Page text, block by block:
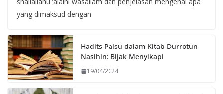
yang dimaksud dengan
Hadits Palsu dalam Kitab Durrotun
Nasihin: Bijak Menyikapi
19/04/2024